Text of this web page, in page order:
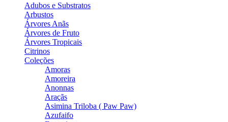
Adubos e Substratos
Arbustos
Árvores Anãs
Árvores de Fruto
Árvores Tropicais
Citrinos
Coleções
Amoras
Amoreira
Anonnas
Araçãs
Asimina Triloba ( Paw Paw)
Azufaifo